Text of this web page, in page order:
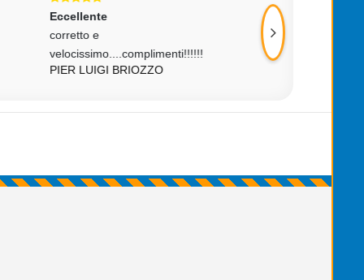
Eccellente
corretto e
velocissimo....complimenti!!!!!!
PIER LUIGI BRIOZZO
Eccellente
tutto ok
MARCO SCAIOLA